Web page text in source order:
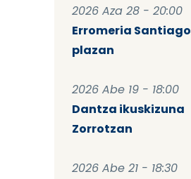
2026 Aza 28 - 20:00
Erromeria Santiago
plazan
2026 Abe 19 - 18:00
Dantza ikuskizuna
Zorrotzan
2026 Abe 21 - 18:30